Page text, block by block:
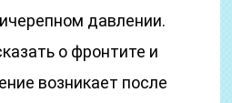
давлении.
о фронтите и
возникает после